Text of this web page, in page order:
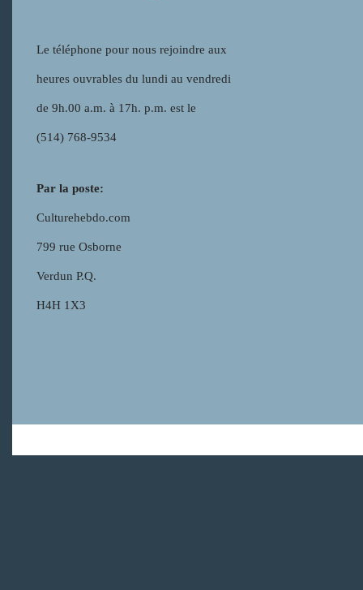
Le téléphone pour nous rejoindre aux
heures ouvrables du lundi au vendredi
de 9h.00 a.m. à 17h. p.m. est le
(514) 768-9534
Par la poste:
Culturehebdo.com
799 rue Osborne
Verdun P.Q.
H4H 1X3